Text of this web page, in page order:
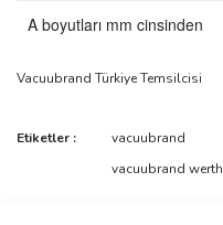
A boyutları mm cinsinden
Vacuubrand Türkiye Temsilcisi
Bu ürüne
Bu ürünün fiyat bilgisi, resim,
tarafımıza iletebilirsiniz.
Etiketler : vacuubrand
vacuubrand